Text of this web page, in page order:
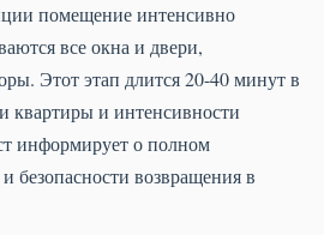
помещение интенсивно
все окна и двери,
Этот этап длится 20-40 минут в
квартиры и интенсивности
информирует о полном
безопасности возвращения в